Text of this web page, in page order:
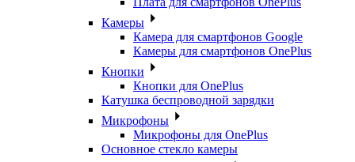
Камеры
Камера для смартфонов Google
Камеры для смартфонов OnePlus
Кнопки
Кнопки для OnePlus
Катушка беспроводной зарядки
Микрофоны
Микрофоны для OnePlus
Основное стекло камеры